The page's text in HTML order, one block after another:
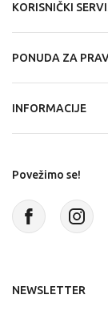
KORISNIČKI
PONUDA ZA
INFORMACIJE
Povežimo se!
NEWSLETTER